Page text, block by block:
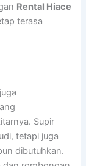
Rental Hiace
terasa
Supir
tetapi juga
dibutuhkan.